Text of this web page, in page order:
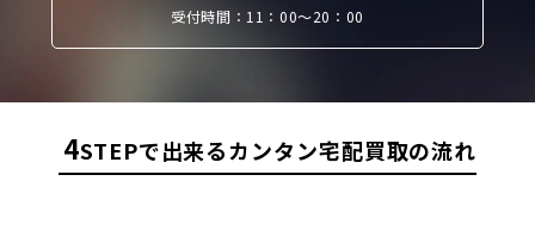
受付時間：11：00〜20：00
4STEPで出来るカンタン宅配買取の流れ